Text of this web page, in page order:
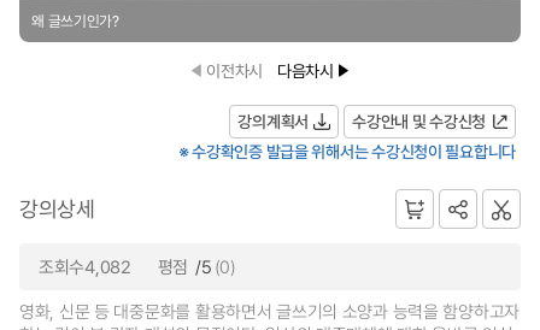
왜 글쓰기인가?
이전차시 다음차시
강의계획서
수강안내 및 수강신청
※ 수강확인증 발급을 위해서는 수강신청이 필요합니다
강의상세
조회수4,082 평점 /5 (0)
영화, 신문 등 대중문화를 활용하면서 글쓰기의 소양과 능력을 함양하고자